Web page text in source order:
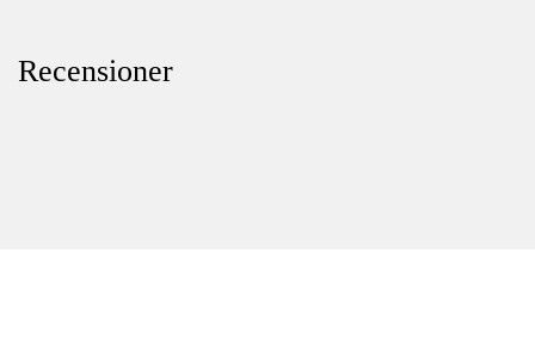
Recensioner